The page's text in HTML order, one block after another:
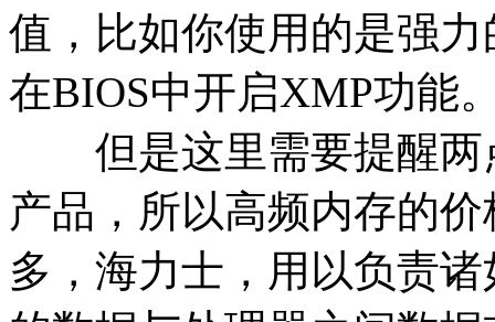
值，比如你使用的是强
在BIOS中开启XMP功能
但是这里需要提醒两
产品，所以高频内存的
多，海力士，用以负责